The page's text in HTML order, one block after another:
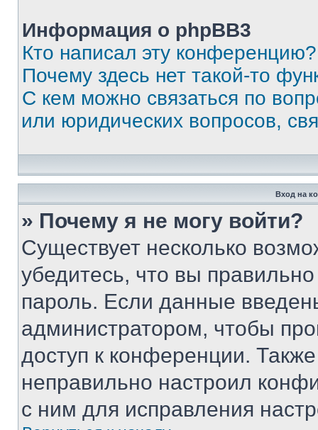
Информация о phpBB3
Кто написал эту конференцию?
Почему здесь нет такой-то
С кем можно связаться по
или юридических вопросов,
Вход на
» Почему я не могу войти?
Существует несколько
убедитесь, что вы
пароль. Если данные
администратором, чтобы
доступ к конференции.
неправильно настроил
с ним для исправления